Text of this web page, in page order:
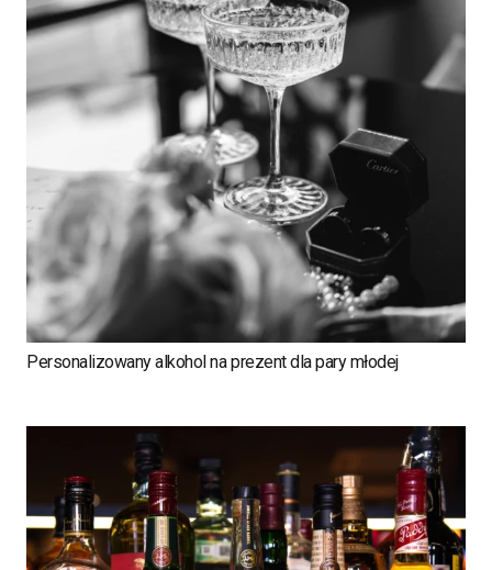
Personalizowany alkohol na prezent dla pary młodej